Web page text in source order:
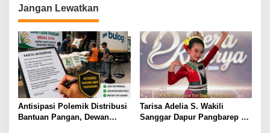
Jangan Lewatkan
Antisipasi Polemik Distribusi
Bantuan Pangan, Dewan
Tarisa Adelia S. Wakili
Sanggar Dapur Pangbarep di